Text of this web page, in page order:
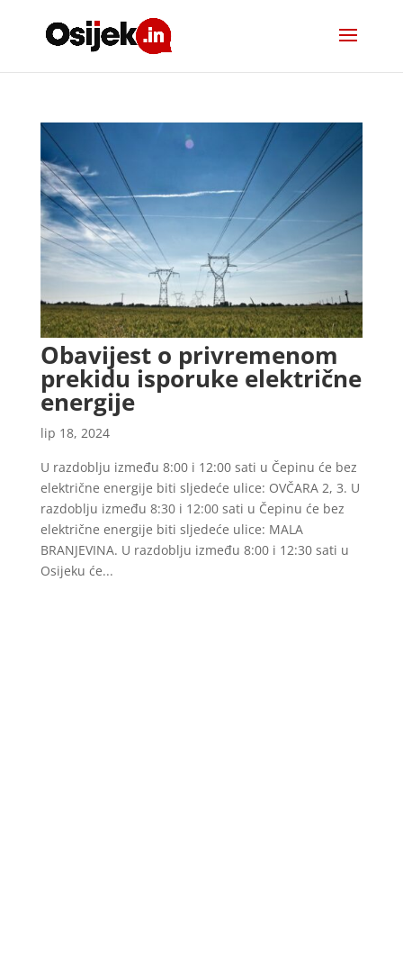
Obavijest o privremenom
prekidu isporuke električne
energije
lip 18, 2024
U razdoblju između 8:00 i 12:00 sati u Čepinu će bez
električne energije biti sljedeće ulice: OVČARA 2, 3. U
razdoblju između 8:30 i 12:00 sati u Čepinu će bez
električne energije biti sljedeće ulice: MALA
BRANJEVINA. U razdoblju između 8:00 i 12:30 sati u
Osijeku će...